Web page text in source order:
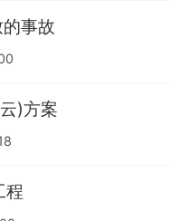
事故
)方案
程